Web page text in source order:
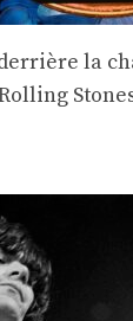
la